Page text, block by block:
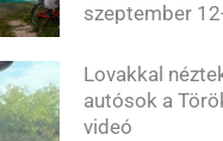
szeptember
Lovakkal
autósok a
videó